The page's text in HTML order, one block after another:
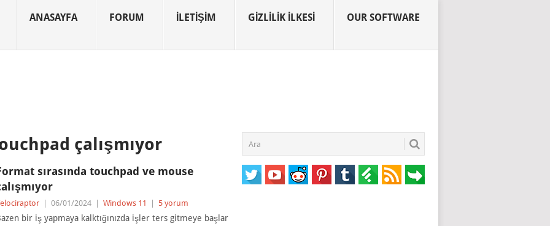
ANASAYFA FORUM İLETIŞIM GIZLILIK İLKESI OUR SOFTWARE
çalışmıyor
sırasında touchpad ve mouse
06/01/2024 Windows 11 5 yorum
bir iş yapmaya kalktığınızda işler ters gitmeye başlar